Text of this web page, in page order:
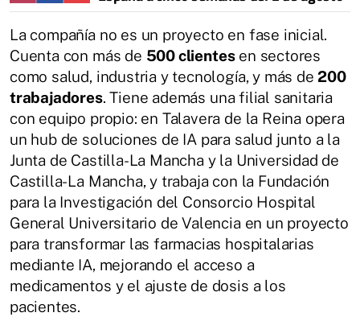
La compañía no es un proyecto en fase inicial.
Cuenta con más de 500 clientesen sectores
como salud, industria y tecnología, y más de200
trabajadores. Tiene además una filial sanitaria
con equipo propio: en Talavera de la Reina opera
un hub de soluciones de IA para salud junto a la
Junta de Castilla-La Mancha y la Universidad de
Castilla-La Mancha, y trabaja con la Fundación
para la Investigación del Consorcio Hospital
General Universitario de Valencia en un proyecto
para transformar las farmacias hospitalarias
mediante IA, mejorando el acceso a
medicamentos y el ajuste de dosis a los
pacientes.